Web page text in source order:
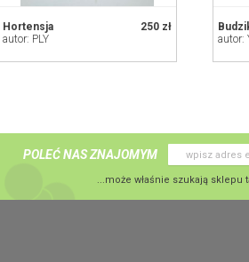
250 zł
Hortensja
autor: PLY
autor:
POLEĆ NAS ZNAJOMYM
...może właśnie szukają sklepu